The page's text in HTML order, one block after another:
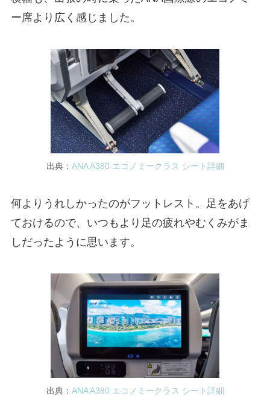
ー席より広く感じました。
出典： ANA A380 エコノミークラス シート詳細
何よりうれしかったのがフットレスト。足をあげ
ておけるので、いつもより足の疲れやむくみがま
しだったように思います。
出典： ANA A380 エコノミークラス シート詳細